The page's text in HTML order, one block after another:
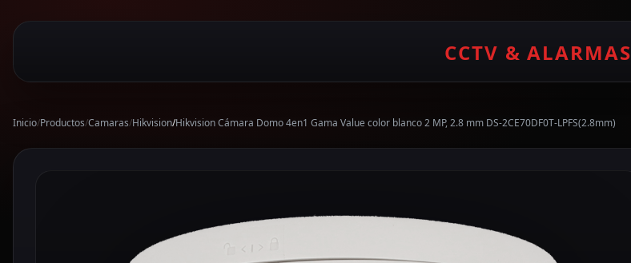
CCTV & ALARMAS
Inicio/Productos/Camaras/Hikvision/Hikvision Cámara Domo 4en1 Gama Value color blanco 2 MP, 2.8 mm DS-2CE70DF0T-LPFS(2.8mm)